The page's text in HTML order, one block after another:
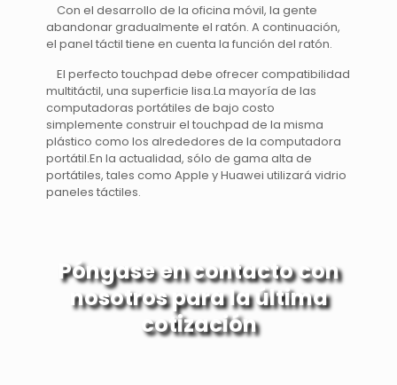
Con el desarrollo de la oficina móvil, la gente
abandonar gradualmente el ratón. A continuación,
el panel táctil tiene en cuenta la función del ratón.
El perfecto touchpad debe ofrecer compatibilidad
multitáctil, una superficie lisa.La mayoría de las
computadoras portátiles de bajo costo
simplemente construir el touchpad de la misma
plástico como los alrededores de la computadora
portátil.En la actualidad, sólo de gama alta de
portátiles, tales como Apple y Huawei utilizará vidrio
paneles táctiles.
Póngase en contacto con
nosotros para la última
cotización